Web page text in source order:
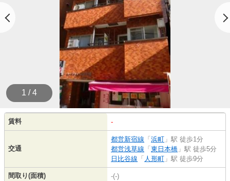
1 / 4
賃料 -
交通
都営新宿線 「 浜町 」駅 徒歩1分
都営浅草線 「 東日本橋 」駅 徒歩5分
日比谷線 「 人形町 」駅 徒歩9分
間取り(面積) -(-)